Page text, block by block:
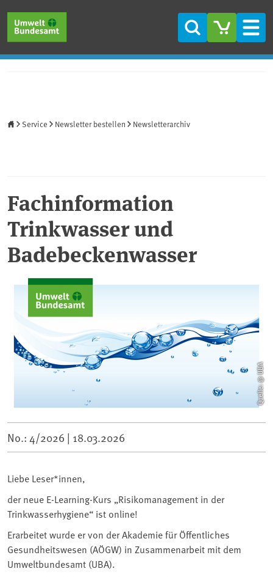
Suche
Service Newsletter bestellen Newsletterarchiv
Fachinformation
Trinkwasser und
Badebeckenwasser
Quelle: @ UBA
No.: 4/2026 | 18.03.2026
Liebe Leser*innen,
der neue E-Learning-Kurs „Risikomanagement in der
Trinkwasserhygiene“ ist online!
Erarbeitet wurde er von der Akademie für Öffentliches
Gesundheitswesen (AÖGW) in Zusammenarbeit mit dem
Umweltbundesamt (UBA).